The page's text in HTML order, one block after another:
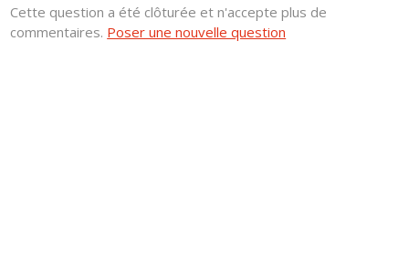
Cette question a été clôturée et n'accepte plus de
commentaires. Poser une nouvelle question